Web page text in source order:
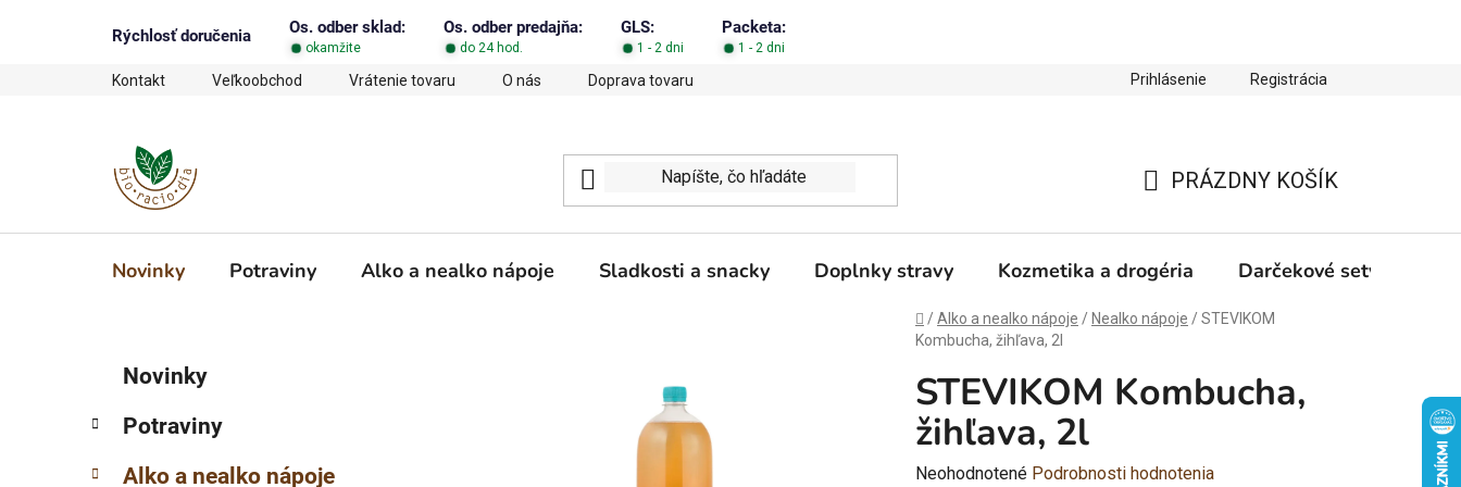
Rýchlosť doručenia Os. odber sklad: Os. odber predajňa: GLS: Packeta:
okamžite do 24 hod. 1 - 2 dni 1 - 2 dni
Kontakt Veľkoobchod Vrátenie tovaru O nás Doprava tovaru Podmienky ochrany osobných údajov Zľava 10 % na prvý nákup
Prihlásenie Registrácia
KOŠÍK
PRÁZDNY KOŠÍK
Novinky Potraviny Alko a nealko nápoje Sladkosti a snacky Doplnky stravy Kozmetika a drogéria Darčekové sety
Domov
/Alko a nealko nápoje / Nealko nápoje /STEVIKOM
Kombucha, žihľava, 2l
č
ý
kategórie
e
ó
Novinky
Potraviny
Alko a nealko nápoje
STEVIKOM Kombucha,
žihľava, 2l
Priemerné
Neohodnotené Podrobnosti hodnotenia